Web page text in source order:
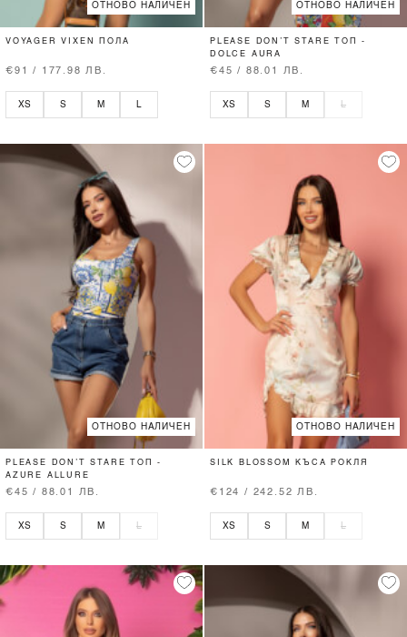
ОТНОВО НАЛИЧЕН
VOYAGER VIXEN ПОЛА
€91 / 177.98 ЛВ.
XS S M L
ОТНОВО НАЛИЧЕН
PLEASE DON’T STARE ТОП -
DOLCE AURA
€45 / 88.01 ЛВ.
XS S M L
ОТНОВО НАЛИЧЕН
PLEASE DON’T STARE ТОП -
AZURE ALLURE
€45 / 88.01 ЛВ.
XS S M L
ОТНОВО НАЛИЧЕН
SILK BLOSSOM КЪСА РОКЛЯ
€124 / 242.52 ЛВ.
XS S M L